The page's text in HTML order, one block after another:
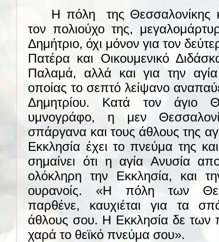
Η πόλη
της Θεσσαλονίκης
τον πολιούχο της,
Δημήτριο, όχι μόνον για τον
Πατέρα και Οικουμενικό
Παλαμά, αλλά και για την
οποίας το σεπτό λείψανο
Δημητρίου. Κατά τον άγιο
υμνογράφο, η μεν
σπάργανα και τους άθλους της
Εκκλησία έχει το πνεύμα της
σημαίνει ότι η αγία Ανυσία
ολόκληρη την Εκκλησία, και
ουρανοίς. «Η πόλη των
παρθένε, καυχιέται για τα
άθλους σου. Η Εκκλησία δε των
χαρά το θεϊκό πνεύμα σου».